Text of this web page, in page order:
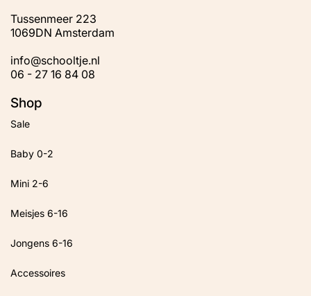
Tussenmeer 223
1069DN Amsterdam
info@schooltje.nl
06 - 27 16 84 08
Shop
Sale
Baby 0-2
Mini 2-6
Meisjes 6-16
Jongens 6-16
Accessoires